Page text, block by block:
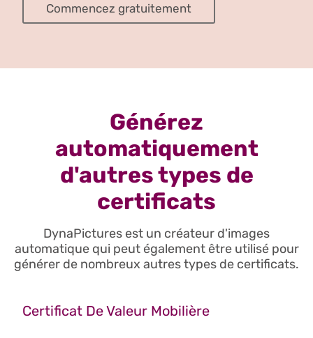
Commencez gratuitement
Générez
automatiquement
d'autres types de
certificats
DynaPictures est un créateur d'images
automatique qui peut également être utilisé pour
générer de nombreux autres types de certificats.
Certificat De Valeur Mobilière